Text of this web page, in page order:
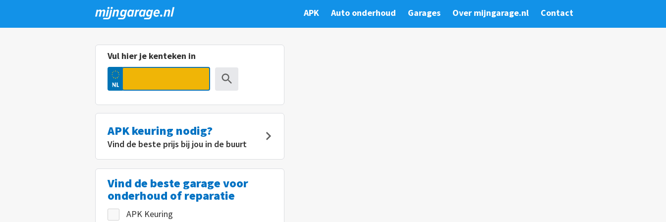
Overslaan
APK Auto onderhoud Garages Over mijngarage.nl Contact
Vul hier je kenteken in
APK keuring nodig?
Vind de beste prijs bij jou in de buurt
Vind de beste garage voor
onderhoud of reparatie
APK Keuring